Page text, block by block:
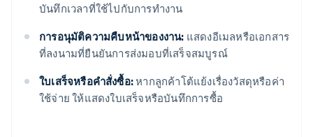
บันทึกเวลาที่ใช้ไปกับการทำงาน
การอนุมัติความคืบหน้าของงาน: แสดงอีเมลหรือเอกสาร
ที่ลงนามที่ยืนยันการส่งมอบที่เสร็จสมบูรณ์
ใบเสร็จหรือคำสั่งซื้อ:หากลูกค้าโต้แย้งเรื่องวัสดุหรือค่า
ใช้จ่าย ให้แสดงใบเสร็จหรือบันทึกการซื้อ